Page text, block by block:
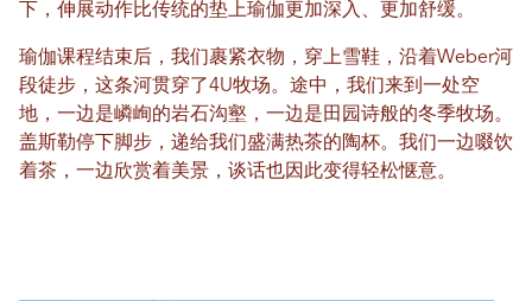
下，伸展动作比传统的垫上瑜伽更加深入、更加舒缓。
瑜伽课程结束后，我们裹紧衣物，穿上雪鞋，沿着Weber河
段徒步，这条河贯穿了4U牧场。途中，我们来到一处空
地，一边是嶙峋的岩石沟壑，一边是田园诗般的冬季牧场。
盖斯勒停下脚步，递给我们盛满热茶的陶杯。我们一边啜饮
着茶，一边欣赏着美景，谈话也因此变得轻松惬意。